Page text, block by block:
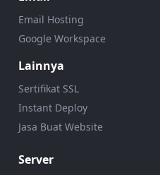
Email Hosting
Google Workspace
Lainnya
Sertifikat SSL
Instant Deploy
Jasa Buat Website
Server